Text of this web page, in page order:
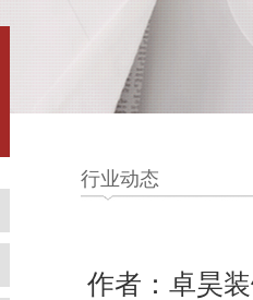
行业动态
作者：卓昊